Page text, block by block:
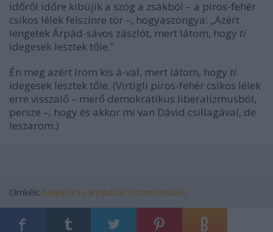
időről időre kibújik a szög a zsákból – a piros-fehér
csíkos lélek felszínre tör –, hogyaszongya: „Azért
lengetek Árpád-sávos zászlót, mert látom, hogy ti
idegesek lesztek tőle.”
Én meg azért írom kis á-val, mert látom, hogy ti
idegesek lesztek tőle. (Virtigli piros-fehér csíkos lélek
erre visszalő – merő demokratikus liberalizmusból,
persze –, hogy és akkor mi van Dávid csillagával, de
leszarom.)
Címkék: helyesírás árpádsáv köznevesülés